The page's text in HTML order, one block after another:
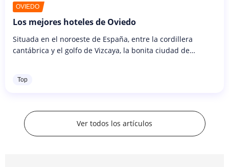
OVIEDO
Los mejores hoteles de Oviedo
Situada en el noroeste de España, entre la cordillera
cantábrica y el golfo de Vizcaya, la bonita ciudad de
Top
Ver todos los artículos